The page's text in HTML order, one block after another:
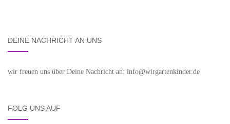
DEINE NACHRICHT AN UNS
wir freuen uns über Deine Nachricht an: info@wirgartenkinder.de
FOLG UNS AUF